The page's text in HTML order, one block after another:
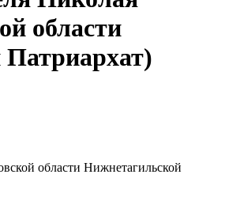
области
области Нижнетагильской